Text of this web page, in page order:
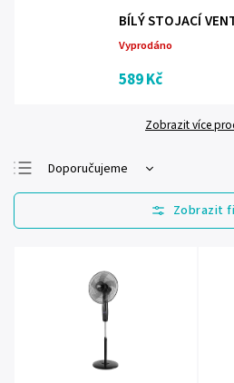
BÍLÝ STOJACÍ
Vyprodáno
589 Kč
Zobrazit více
Doporučujeme
Nejlevnější
Nejdražší
Abecedně